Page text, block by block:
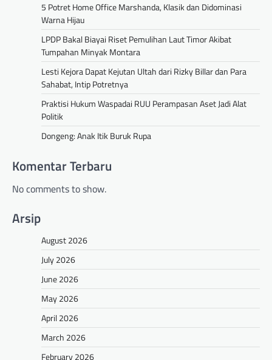
5 Potret Home Office Marshanda, Klasik dan Didominasi
Warna Hijau
LPDP Bakal Biayai Riset Pemulihan Laut Timor Akibat
Tumpahan Minyak Montara
Lesti Kejora Dapat Kejutan Ultah dari Rizky Billar dan Para
Sahabat, Intip Potretnya
Praktisi Hukum Waspadai RUU Perampasan Aset Jadi Alat
Politik
Dongeng: Anak Itik Buruk Rupa
Komentar Terbaru
No comments to show.
Arsip
August 2026
July 2026
June 2026
May 2026
April 2026
March 2026
February 2026